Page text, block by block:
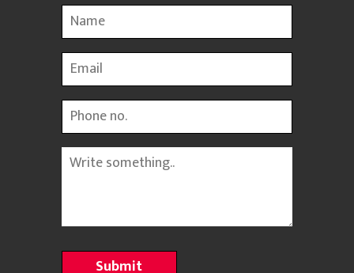
Name
Email
Phone
Message